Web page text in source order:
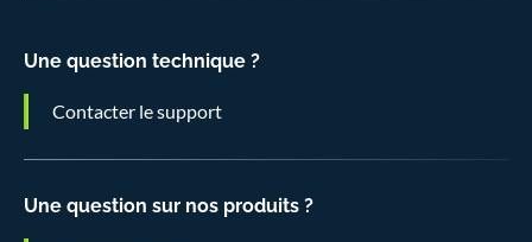
Une question technique ?
Contacter le support
Une question sur nos produits ?